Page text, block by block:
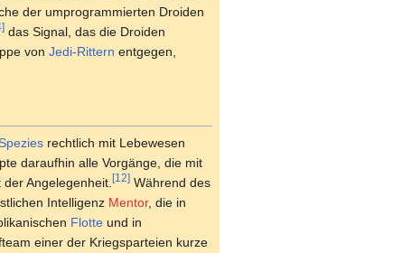
der umprogrammierten Droiden
das Signal, das die Droiden
von Jedi-Rittern entgegen,
rechtlich mit Lebewesen
daraufhin alle Vorgänge, die mit
Angelegenheit. [12] Während des
Intelligenz Mentor, die in
Flotte und in
einer der Kriegsparteien kurze